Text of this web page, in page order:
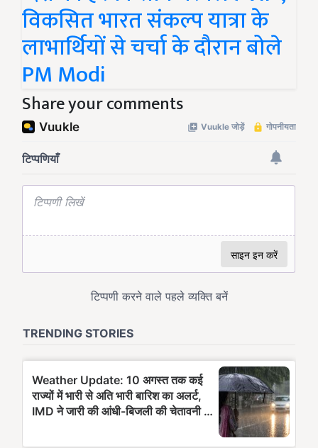
विकसित भारत संकल्प यात्रा के
लाभार्थियों से चर्चा के दौरान बोले
PM Modi
Share your comments